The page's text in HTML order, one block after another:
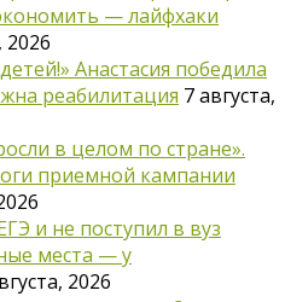
— лайфхаки
2026
Анастасия победила
реабилитация 7 августа,
в целом по стране».
приемной кампании
и не поступил в вуз
места — у
2026